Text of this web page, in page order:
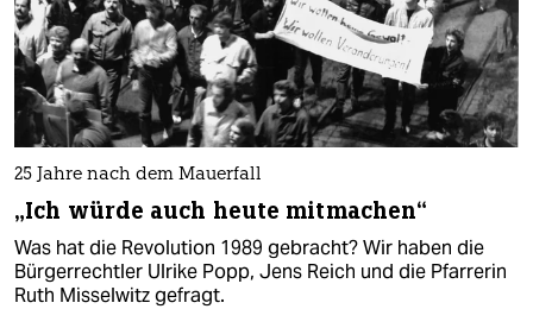
25 Jahre nach dem Mauerfall
„Ich würde auch heute mitmachen“
Was hat die Revolution 1989 gebracht? Wir haben die
Bürgerrechtler Ulrike Popp, Jens Reich und die Pfarrerin
Ruth Misselwitz gefragt.